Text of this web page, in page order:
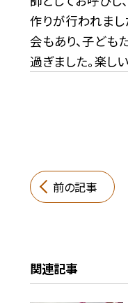
作りが行われまし
会もあり、子ども
過ぎました。楽し
前の記事
関連記事